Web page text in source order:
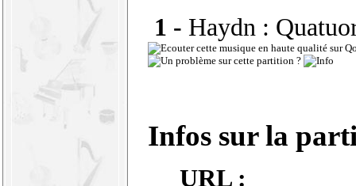
1 - Haydn :
Infos sur la
URL :